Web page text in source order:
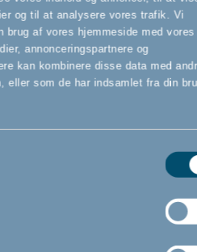
og til at analysere vores trafik. Vi
brug af vores hjemmeside med vores
annonceringspartnere og
kan kombinere disse data med
eller som de har indsamlet fra din
med én hånd
så du har den anden hånd
med tommelfingeren og
og lågen er åben.